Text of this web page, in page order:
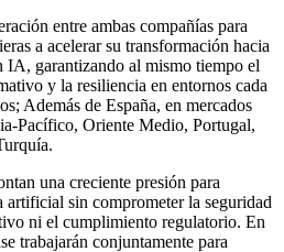
entre ambas compañías para
a acelerar su transformación hacia
IA, garantizando al mismo tiempo el
y la resiliencia en entornos cada
Además de España, en mercados
Pacífico, Oriente Medio, Portugal,
una creciente presión para
sin comprometer la seguridad
ni el cumplimiento regulatorio. En
trabajarán conjuntamente para